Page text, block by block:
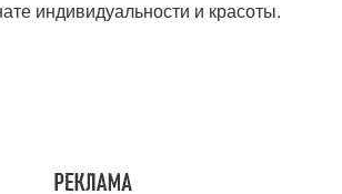
индивидуальности и красоты.